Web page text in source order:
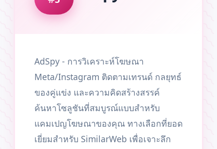
AdSpy - การวิเคราะห์โฆษณา
Meta/Instagram ติดตามเทรนด์ กลยุทธ์
ของคู่แข่ง และความคิดสร้างสรรค์
ค้นหาโซลูชันที่สมบูรณ์แบบสำหรับ
แคมเปญโฆษณาของคุณ ทางเลือกที่ยอด
เยี่ยมสำหรับ SimilarWeb เพื่อเจาะลึก